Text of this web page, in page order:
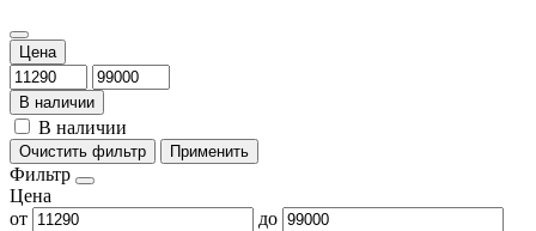
Цена
В наличии
В наличии
Очистить фильтр Применить
Фильтр
Цена
от
до